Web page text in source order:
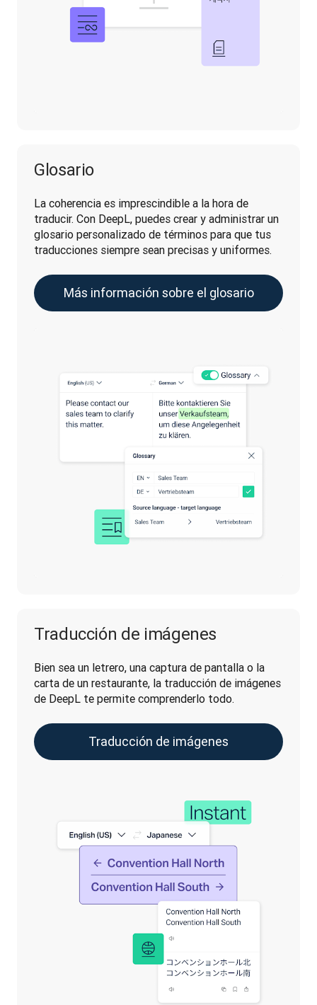
Glosario
La coherencia es imprescindible a la hora de
traducir. Con DeepL, puedes crear y administrar un
glosario personalizado de términos para que tus
traducciones siempre sean precisas y uniformes.
Más información sobre el glosario
Traducción de imágenes
Bien sea un letrero, una captura de pantalla o la
carta de un restaurante, la traducción de imágenes
de DeepL te permite comprenderlo todo.
Traducción de imágenes